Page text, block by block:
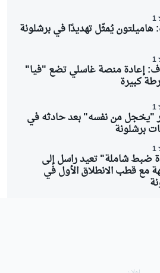
يُمثّل تهديدًا في برشلونة
إعادة منصة غاسلي تضع "فيا"
كبيرة
"يخجل من نفسه" بعد حادثه في
برشلونة
ضبط شاملة" تعيد راسل إلى
مع قطب الانطلاق الأول في